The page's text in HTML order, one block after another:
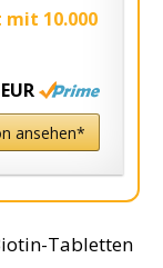
10.000
ansehen*
Tabletten